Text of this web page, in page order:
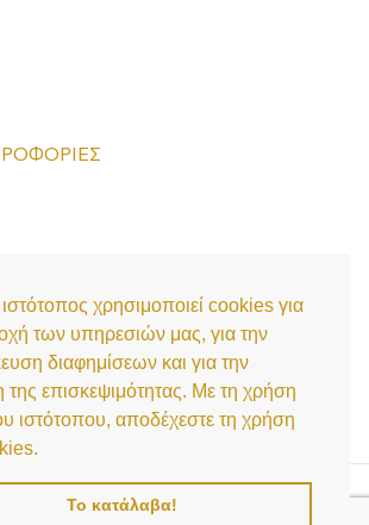
χρησιμοποιεί cookies για
των υπηρεσιών μας, για την
διαφημίσεων και για την
της επισκεψιμότητας. Με τη χρήση
ιστότοπου, αποδέχεστε τη χρήση
Το κατάλαβα!
ΔΕΔΟΜΈΝΩΝ
All Rights Reserved | Powered by